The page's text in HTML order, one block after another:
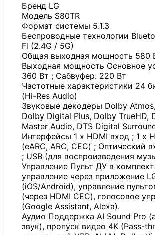
Бренд LG
Модель S80TR
Формат системы 5.1.3
Беспроводные технологии
Fi (2.4G / 5G)
Общая выходная мощность 580
Выходная мощность Основное
360 Вт ; Сабвуфер: 220 Вт
Частотные характеристики 24
(Hi-Res Audio)
Звуковые декодеры Dolby
Dolby Digital Plus, Dolby TrueHD,
Master Audio, DTS Digital
Интерфейсы 1 x HDMI вход ; 1 x
(eARC, ARC, CEC) ; Оптический
; USB (для воспроизведения
Управление Пульт ДУ в
управление через приложение
(iOS/Android), управление
(через HDMI CEC), голосовое
(Google Assistant, Alexa).
Аудио Поддержка AI Sound Pro
звук), пропуск видео 4K (Pass-